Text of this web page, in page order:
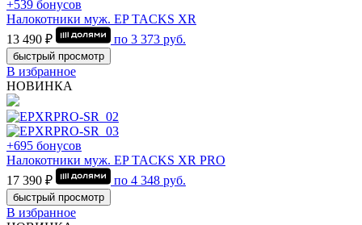
+539 бонусов
Налокотники муж. EP TACKS XR
13 490 ₽
по 3 373 руб.
быстрый просмотр
В избранное
НОВИНКА
+695 бонусов
Налокотники муж. EP TACKS XR PRO
17 390 ₽
по 4 348 руб.
быстрый просмотр
В избранное